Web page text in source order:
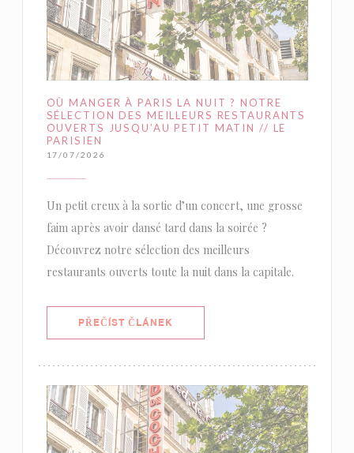
OÙ MANGER À PARIS LA NUIT ? NOTRE
SÉLECTION DES MEILLEURS RESTAURANTS
OUVERTS JUSQU’AU PETIT MATIN // LE
PARISIEN
17/07/2026
Un petit creux à la sortie d’un concert, une grosse
faim après avoir dansé tard dans la soirée ?
Découvrez notre sélection des meilleurs
restaurants ouverts toute la nuit dans la capitale.
PŘEČÍST ČLÁNEK